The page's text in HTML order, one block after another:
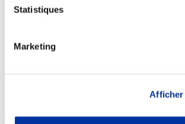
Statistiques
Marketing
Afficher